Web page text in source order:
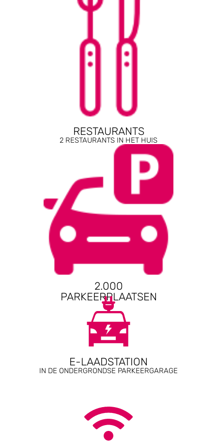
RESTAURANTS
2 RESTAURANTS IN HET HUIS
2.000
PARKEERPLAATSEN
E-LAADSTATION
IN DE ONDERGRONDSE PARKEERGARAGE